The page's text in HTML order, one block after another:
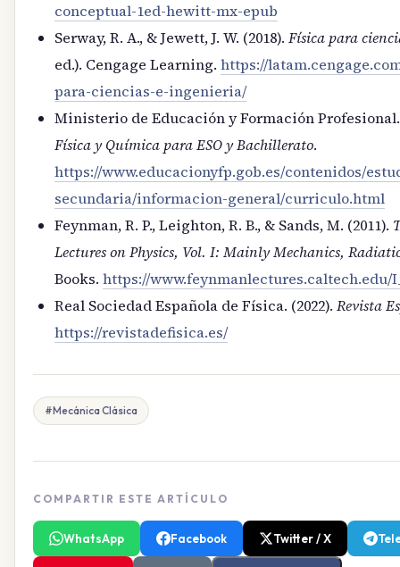
conceptual-1ed-hewitt-mx-epub
Serway, R. A., & Jewett, J. W. (2018). Física para
ed.). Cengage Learning. https://
para-ciencias-e-ingenieria/
Ministerio de Educación y Formación Profesional.
Física y Química para ESO y Bachillerato.
https://www.educacionyfp.gob.es/contenidos/
secundaria/informacion-general/curriculo.html
Feynman, R. P., Leighton, R. B., & Sands, M. (2011).
Lectures on Physics, Vol. I: Mainly Mechanics,
Books. https://www.feynmanlectures.caltech.edu/
Real Sociedad Española de Física. (2022). Revista
https://revistadefisica.es/
#Mecánica Clásica
COMPARTIR ESTE ARTÍCULO
WhatsApp Facebook Twitter / X